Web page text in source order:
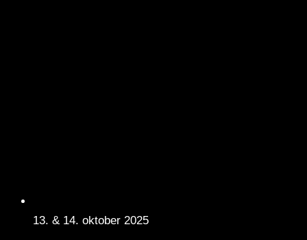
13. & 14. oktober 2025